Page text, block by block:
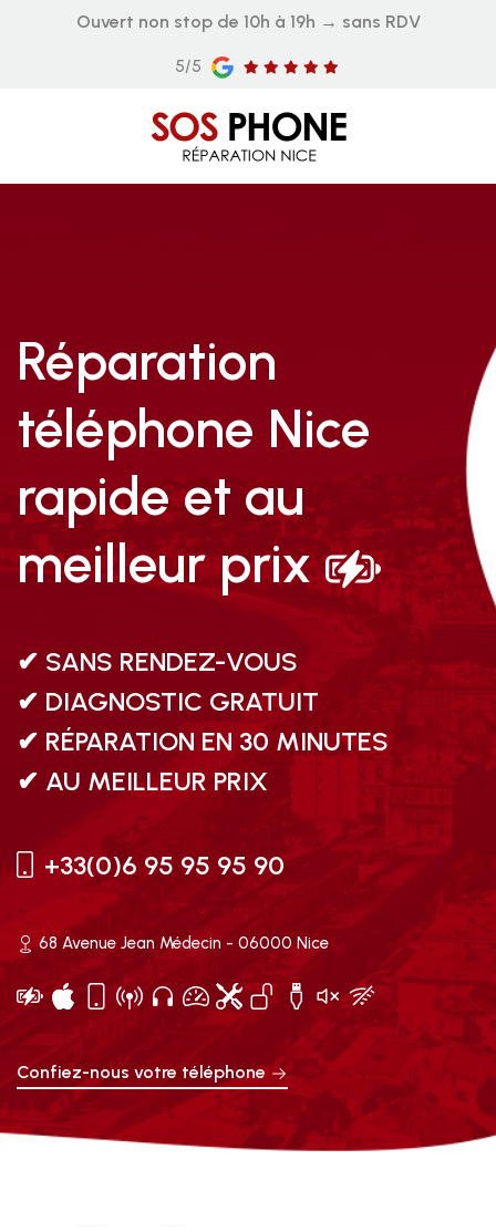
Ouvert non stop de 10h à 19h → sans RDV
5/5
Réparation
téléphone Nice
rapide et au
meilleur prix
✔ SANS RENDEZ-VOUS
✔ DIAGNOSTIC GRATUIT
✔ RÉPARATION EN 30 MINUTES
✔ AU MEILLEUR PRIX
+33(0)6 95 95 95 90
68 Avenue Jean Médecin - 06000 Nice
Confiez-nous votre téléphone